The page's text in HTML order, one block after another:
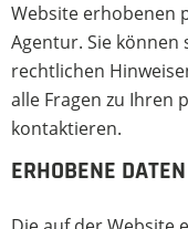
Website erhobenen
Agentur. Sie
rechtlichen
alle Fragen zu Ihren
kontaktieren.
ERHOBENE DATEN